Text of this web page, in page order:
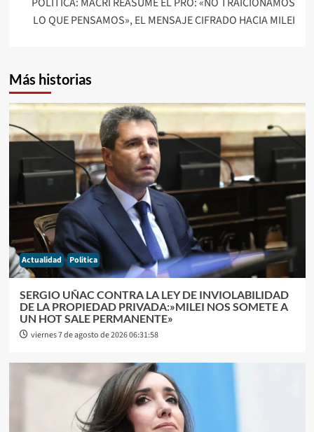
LO QUE PENSAMOS», EL MENSAJE CIFRADO HACIA MILEI
Más historias
Actualidad Politica
SERGIO UÑAC CONTRA LA LEY DE INVIOLABILIDAD
DE LA PROPIEDAD PRIVADA:»MILEI NOS SOMETE A
UN HOT SALE PERMANENTE»
viernes 7 de agosto de 2026 06:31:58